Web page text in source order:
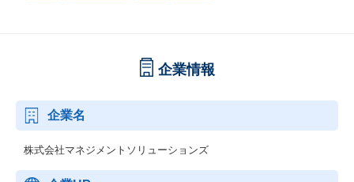
企業情報
企業名
株式会社マネジメントソリューションズ